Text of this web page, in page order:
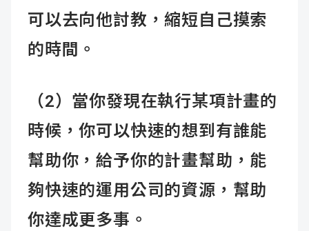
可以去向他討教，縮短自己摸索
的時間。
（2）當你發現在執行某項計畫的
時候，你可以快速的想到有誰能
幫助你，給予你的計畫幫助，能
夠快速的運用公司的資源，幫助
你達成更多事。